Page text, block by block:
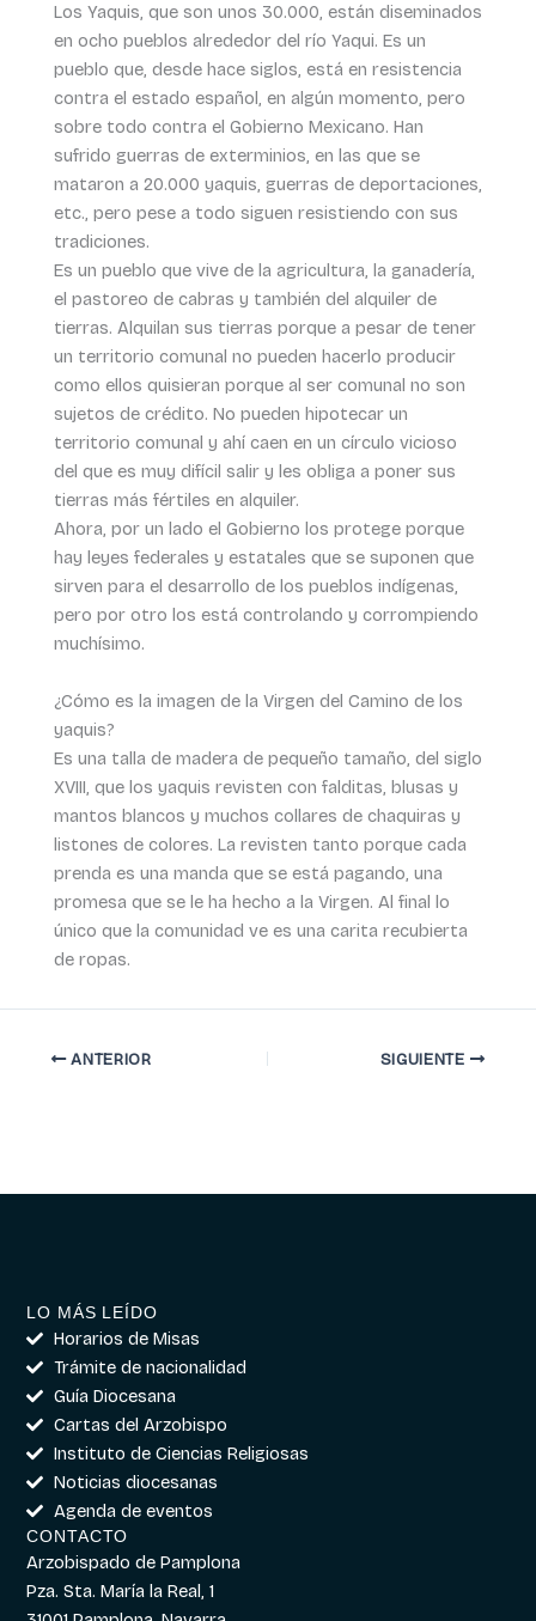
Los Yaquis, que son unos 30.000, están diseminados
en ocho pueblos alrededor del río Yaqui. Es un
pueblo que, desde hace siglos, está en resistencia
contra el estado español, en algún momento, pero
sobre todo contra el Gobierno Mexicano. Han
sufrido guerras de exterminios, en las que se
mataron a 20.000 yaquis, guerras de deportaciones,
etc., pero pese a todo siguen resistiendo con sus
tradiciones.
Es un pueblo que vive de la agricultura, la ganadería,
el pastoreo de cabras y también del alquiler de
tierras. Alquilan sus tierras porque a pesar de tener
un territorio comunal no pueden hacerlo producir
como ellos quisieran porque al ser comunal no son
sujetos de crédito. No pueden hipotecar un
territorio comunal y ahí caen en un círculo vicioso
del que es muy difícil salir y les obliga a poner sus
tierras más fértiles en alquiler.
Ahora, por un lado el Gobierno los protege porque
hay leyes federales y estatales que se suponen que
sirven para el desarrollo de los pueblos indígenas,
pero por otro los está controlando y corrompiendo
muchísimo.
¿Cómo es la imagen de la Virgen del Camino de los
yaquis?
Es una talla de madera de pequeño tamaño, del siglo
XVIII, que los yaquis revisten con falditas, blusas y
mantos blancos y muchos collares de chaquiras y
listones de colores. La revisten tanto porque cada
prenda es una manda que se está pagando, una
promesa que se le ha hecho a la Virgen. Al final lo
único que la comunidad ve es una carita recubierta
de ropas.
ANTERIOR SIGUIENTE
LO MÁS LEÍDO
Horarios de Misas
Trámite de nacionalidad
Guía Diocesana
Cartas del Arzobispo
Instituto de Ciencias Religiosas
Noticias diocesanas
Agenda de eventos
CONTACTO
Arzobispado de Pamplona
Pza. Sta. María la Real, 1